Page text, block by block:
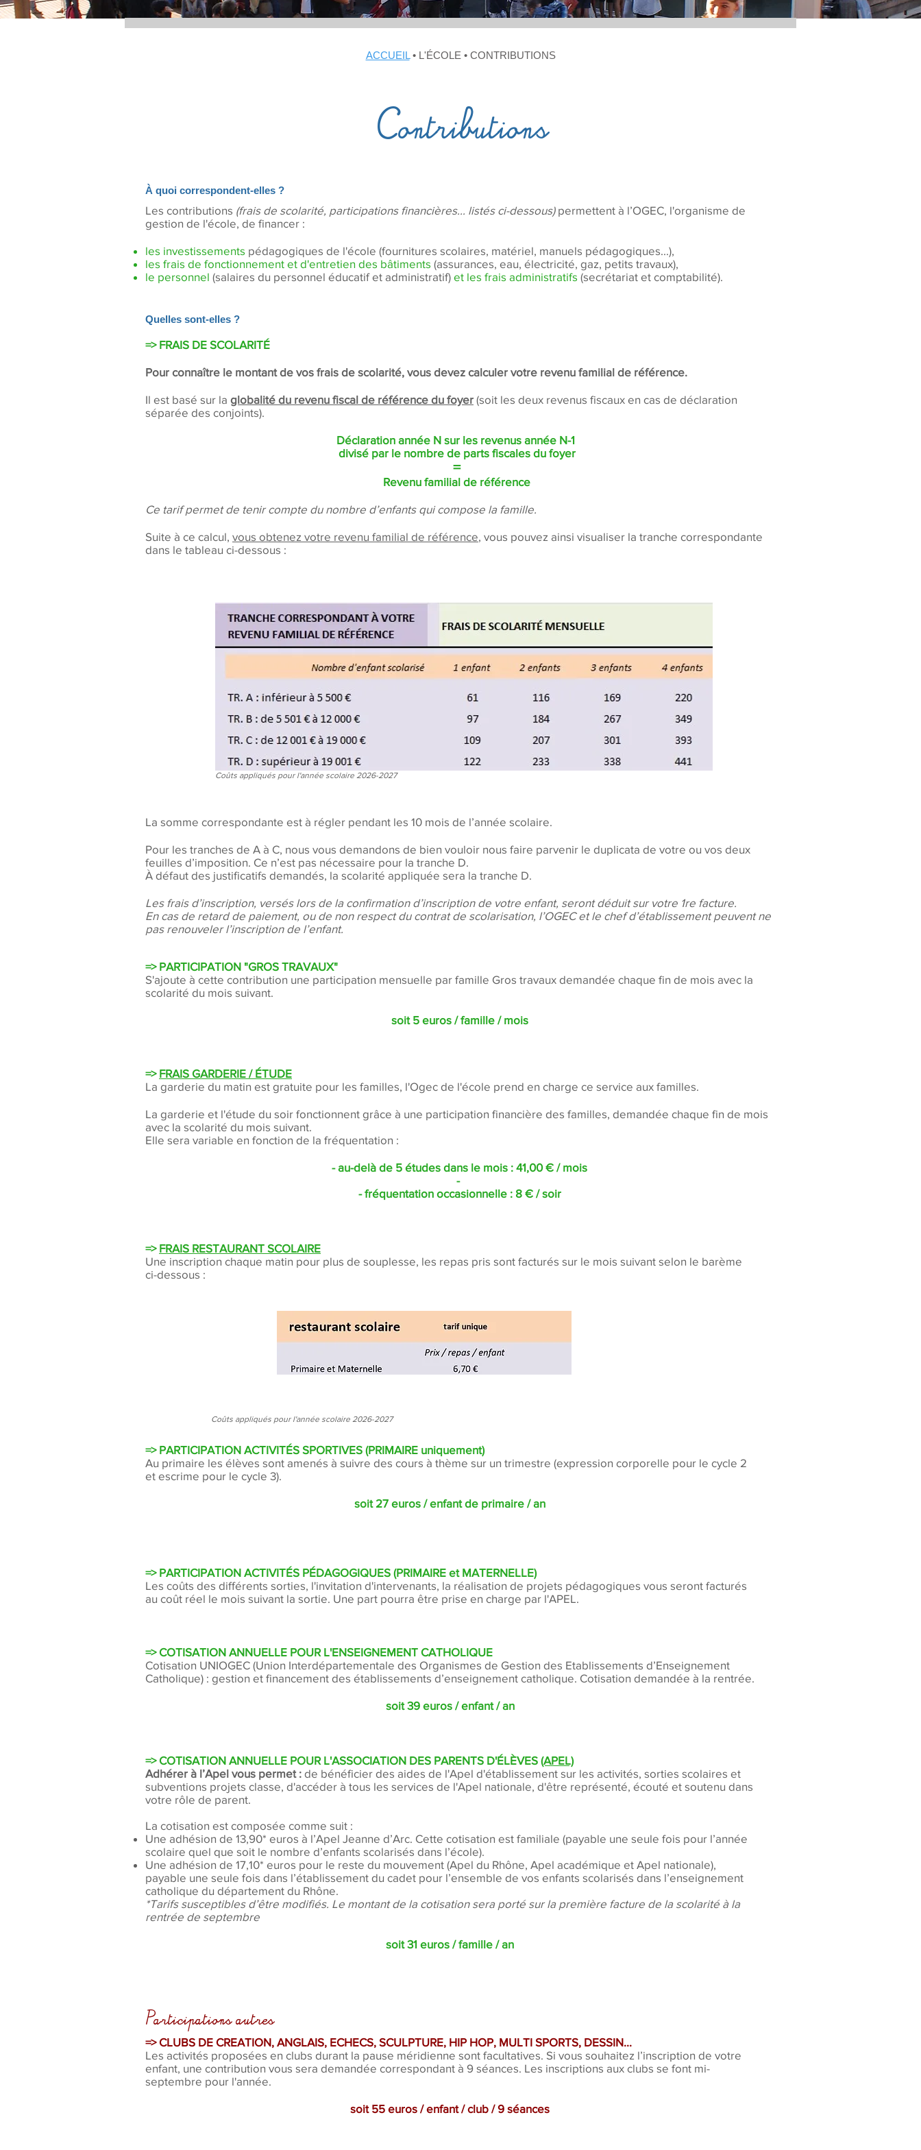
ACCUEIL• L'ÉCOLE • CONTRIBUTIONS
Contributions
À quoi correspondent-elles ?
Les contributions (frais de scolarité, participations financières... listés ci-dessous) permettent à l’OGEC, l'organisme de
gestion de l'école, de financer :
les investissements pédagogiques de l'école (fournitures scolaires, matériel, manuels pédagogiques...),
les frais de fonctionnement et d'entretien des bâtiments (assurances, eau, électricité, gaz, petits travaux),
le personnel (salaires du personnel éducatif et administratif) et les frais administratifs (secrétariat et comptabilité).
Quelles sont-elles ?
=> FRAIS DE SCOLARITÉ
Pour connaître le montant de vos frais de scolarité, vous devez calculer votre revenu familial de référence.
Il est basé sur la globalité du revenu fiscal de référence du foyer (soit les deux revenus fiscaux en cas de déclaration
séparée des conjoints).
Déclaration année N sur les revenus année N-1
divisé par le nombre de parts fiscales du foyer
=
Revenu familial de référence
Ce tarif permet de tenir compte du nombre d’enfants qui compose la famille.
Suite à ce calcul, vous obtenez votre revenu familial de référence, vous pouvez ainsi visualiser la tranche correspondante
dans le tableau ci-dessous :
Coûts appliqués pour l'année scolaire 2026-2027
La somme correspondante est à régler pendant les 10 mois de l’année scolaire.
Pour les tranches de A à C, nous vous demandons de bien vouloir nous faire parvenir le duplicata de votre ou vos deux
feuilles d’imposition. Ce n’est pas nécessaire pour la tranche D.
À défaut des justificatifs demandés, la scolarité appliquée sera la tranche D.
Les frais d’inscription, versés lors de la confirmation d’inscription de votre enfant, seront déduit sur votre 1re facture.
En cas de retard de paiement, ou de non respect du contrat de scolarisation, l’OGEC et le chef d’établissement peuvent ne
pas renouveler l’inscription de l’enfant.
=> PARTICIPATION "GROS TRAVAUX"
S'ajoute à cette contribution une participation mensuelle par famille Gros travaux demandée chaque fin de mois avec la
scolarité du mois suivant.
soit 5 euros / famille / mois
=> FRAIS GARDERIE / ÉTUDE
La garderie du matin est gratuite pour les familles, l'Ogec de l'école prend en charge ce service aux familles.
La garderie et l'étude du soir fonctionnent grâce à une participation financière des familles, demandée chaque fin de mois
avec la scolarité du mois suivant.
Elle sera variable en fonction de la fréquentation :
- au-delà de 5 études dans le mois : 41,00 € / mois
-
- fréquentation occasionnelle : 8 € / soir
=> FRAIS RESTAURANT SCOLAIRE
Une inscription chaque matin pour plus de souplesse, les repas pris sont facturés sur le mois suivant selon le barème
ci-dessous :
Coûts appliqués pour l'année scolaire 2026-2027
=> PARTICIPATION ACTIVITÉS SPORTIVES (PRIMAIRE uniquement)
Au primaire les élèves sont amenés à suivre des cours à thème sur un trimestre (expression corporelle pour le cycle 2
et escrime pour le cycle 3).
soit 27 euros / enfant de primaire / an
=> PARTICIPATION ACTIVITÉS PÉDAGOGIQUES (PRIMAIRE et MATERNELLE)
Les coûts des différents sorties, l'invitation d'intervenants, la réalisation de projets pédagogiques vous seront facturés
au coût réel le mois suivant la sortie. Une part pourra être prise en charge par l'APEL.
=> COTISATION ANNUELLE POUR L'ENSEIGNEMENT CATHOLIQUE
Cotisation UNIOGEC (Union Interdépartementale des Organismes de Gestion des Etablissements d’Enseignement
Catholique) : gestion et financement des établissements d’enseignement catholique. Cotisation demandée à la rentrée.
soit 39 euros / enfant / an
=> COTISATION ANNUELLE POUR L'ASSOCIATION DES PARENTS D'ÉLÈVES (APEL)
Adhérer à l’Apel vous permet : de bénéficier des aides de l'Apel d'établissement sur les activités, sorties scolaires et
subventions projets classe, d'accéder à tous les services de l'Apel nationale, d'être représenté, écouté et soutenu dans
votre rôle de parent.
La cotisation est composée comme suit :
Une adhésion de 13,90* euros à l’Apel Jeanne d’Arc. Cette cotisation est familiale (payable une seule fois pour l’année
scolaire quel que soit le nombre d’enfants scolarisés dans l’école).
Une adhésion de 17,10* euros pour le reste du mouvement (Apel du Rhône, Apel académique et Apel nationale),
payable une seule fois dans l’établissement du cadet pour l’ensemble de vos enfants scolarisés dans l’enseignement
catholique du département du Rhône.
*Tarifs susceptibles d’être modifiés. Le montant de la cotisation sera porté sur la première facture de la scolarité à la
rentrée de septembre
soit 31 euros / famille / an
Participations autres
=> CLUBS DE CREATION, ANGLAIS, ECHECS, SCULPTURE, HIP HOP, MULTI SPORTS, DESSIN...
Les activités proposées en clubs durant la pause méridienne sont facultatives. Si vous souhaitez l’inscription de votre
enfant, une contribution vous sera demandée correspondant à 9 séances. Les inscriptions aux clubs se font mi-
septembre pour l'année.
soit 55 euros / enfant / club / 9 séances